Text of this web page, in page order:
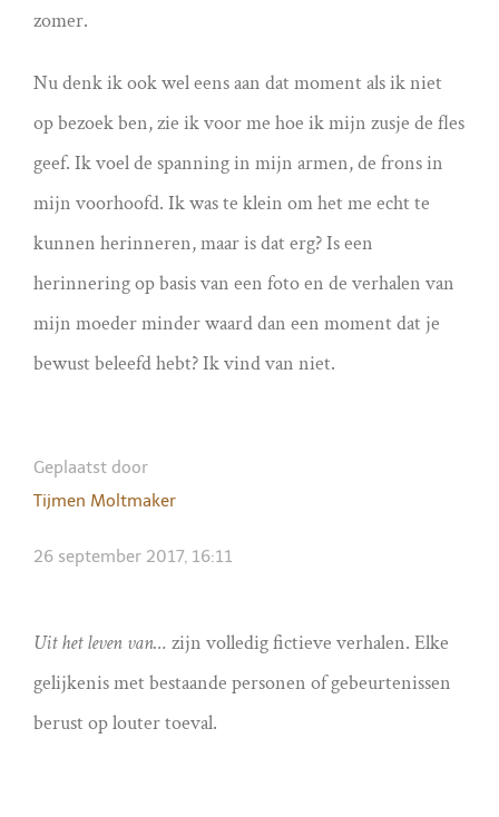
zomer.
Nu denk ik ook wel eens aan dat moment als ik niet
op bezoek ben, zie ik voor me hoe ik mijn zusje de fles
geef. Ik voel de spanning in mijn armen, de frons in
mijn voorhoofd. Ik was te klein om het me echt te
kunnen herinneren, maar is dat erg? Is een
herinnering op basis van een foto en de verhalen van
mijn moeder minder waard dan een moment dat je
bewust beleefd hebt? Ik vind van niet.
Geplaatst door
Tijmen Moltmaker
26 september 2017, 16:11
Uit het leven van… zijn volledig fictieve verhalen. Elke
gelijkenis met bestaande personen of gebeurtenissen
berust op louter toeval.